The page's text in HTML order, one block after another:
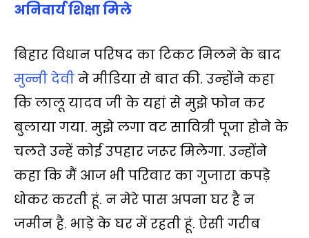
अनिवार्य शिक्षा मिले
बिहार विधान परिषद का टिकट मिलने के बाद
मुन्नी देवीने मीडिया से बात की. उन्‍होंने कहा
कि लालू यादव जी के यहां से मुझे फोन कर
बुलाया गया. मुझे लगा वट सावित्री पूजा होने के
चलते उन्‍हें कोई उपहार जरूर मिलेगा. उन्होंने
कहा कि मैं आज भी परिवार का गुजारा कपड़े
धोकर करती हूं. न मेरे पास अपना घर है न
जमीन है. भाड़े के घर में रहती हूं. ऐसी गरीब